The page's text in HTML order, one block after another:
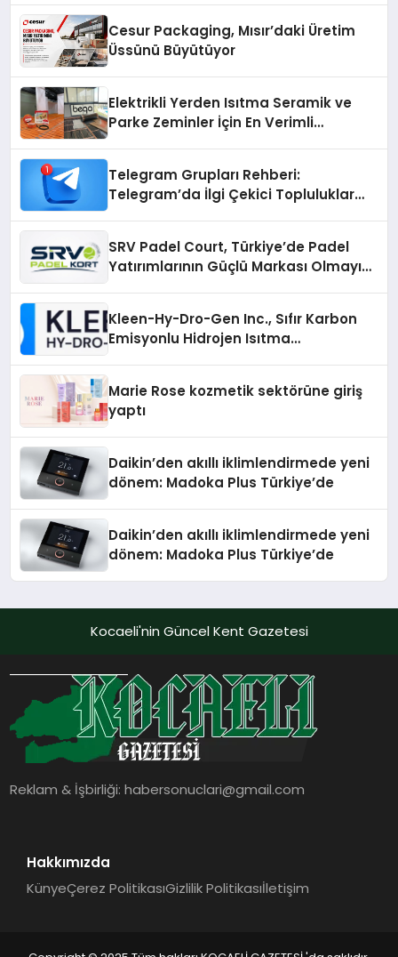
Cesur Packaging, Mısır’daki Üretim
Üssünü Büyütüyor
Elektrikli Yerden Isıtma Seramik ve
Parke Zeminler İçin En Verimli
Telegram Grupları Rehberi:
Telegram’da İlgi Çekici Topluluklar
SRV Padel Court, Türkiye’de Padel
Yatırımlarının Güçlü Markası Olmayı
Kleen-Hy-Dro-Gen Inc., Sıfır Karbon
Emisyonlu Hidrojen Isıtma
Marie Rose kozmetik sektörüne giriş
yaptı
Daikin’den akıllı iklimlendirmede yeni
dönem: Madoka Plus Türkiye’de
Daikin’den akıllı iklimlendirmede yeni
dönem: Madoka Plus Türkiye’de
Kocaeli'nin Güncel Kent Gazetesi
Reklam & İşbirliği:habersonuclari@gmail.com
Hakkımızda
KünyeÇerez PolitikasıGizlilik Politikasıİletişim